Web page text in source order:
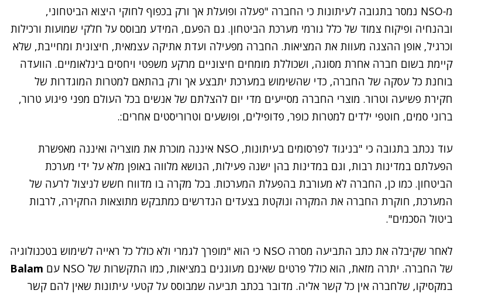
מ-NSO נמסר בתגובה לעיתונות כי החברה "פעלה ופועלת אך ורק בכפוף לחוקי היצוא הביטחוני,
ובהנחיה ופיקוח צמוד של כלל גורמי מערכת הביטחון. גם הפעם, המידע מבוסס על חלקי שמועות ורכילות
וכרגיל, אופן ההצגה מעוות את המציאות. החברה מפעילה ועדת אתיקה עצמאית, חיצונית ומחייבת, שלא
קיימת בשום חברה אחרת מסוגה, ושכוללת מומחים חיצוניים מרקע משפטי ויחסים בינלאומיים. הוועדה
בוחנת כל עסקה של החברה, כדי שהשימוש במערכת יתבצע אך ורק בהתאם למטרות המוגדרות של
חקירת פשיעה וטרור. מוצרי החברה מסייעים מדי יום להצלתם של אנשים בכל העולם מפני פיגוע טרור,
ברוני סמים, חוטפי ילדים למטרות כופר, פדופילים, ופושעים וטרוריסטים אחרים:.
עוד נכתב בתגובה כי "בניגוד לפרסומים בעיתונות, NSO איננה מוכרת את מוצריה ואיננה מאפשרת
הפעלתם במדינות רבות, וגם במדינות בהן ישנה פעילות, הנושא מלווה באופן מלא על ידי מערכת
הביטחון. כמו כן, החברה לא מעורבת בהפעלת המערכות. בכל מקרה בו מדווח חשש לניצול לרעה של
המערכת, חוקרת החברה את המקרה ונוקטת בצעדים הנדרשים כמתבקש מתוצאות החקירה, לרבות
ביטול הסכמים".
לאחר שקיבלה את כתב התביעה מסרה NSO כי הוא "מופרך לגמרי ולא כולל כל ראייה לשימוש בטכנולוגיה
של החברה. יתרה מזאת, הוא כולל פרטים שאינם מעוגנים במציאות, כמו התקשרות של NSO עם
Balam
במקסיקו, שלחברה אין כל קשר אליה. מדובר בכתב תביעה שמבוסס על קטעי עיתונות שאין להם קשר